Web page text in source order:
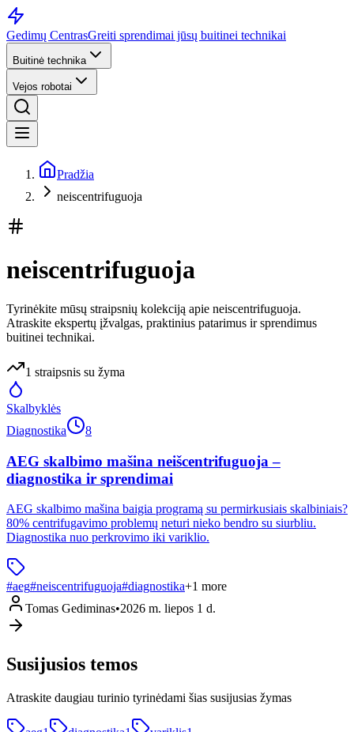
Gedimų CentrasGreiti sprendimai jūsų buitinei technikai
Buitinė technika
Vejos robotai
Pradžia
neiscentrifuguoja
neiscentrifuguoja
Tyrinėkite mūsų straipsnių kolekciją apie neiscentrifuguoja.
Atraskite ekspertų įžvalgas, praktinius patarimus ir sprendimus
buitinei technikai.
1 straipsnis su žyma
Skalbyklės
Diagnostika
8
AEG skalbimo mašina neišcentrifuguoja –
diagnostika ir sprendimai
AEG skalbimo mašina baigia programą su permirkusiais skalbiniais?
80% centrifugavimo problemų neturi nieko bendro su siurbliu.
Diagnostika nuo perkrovimo iki variklio.
#aeg#neiscentrifuguoja#diagnostika+1 more
Tomas Gediminas•2026 m. liepos 1 d.
Susijusios temos
Atraskite daugiau turinio tyrinėdami šias susijusias žymas